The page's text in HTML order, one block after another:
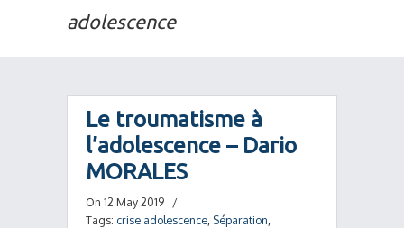
adolescence
Le troumatisme à
l’adolescence – Dario
MORALES
On 12 May 2019
/
Tags: crise adolescence Séparation